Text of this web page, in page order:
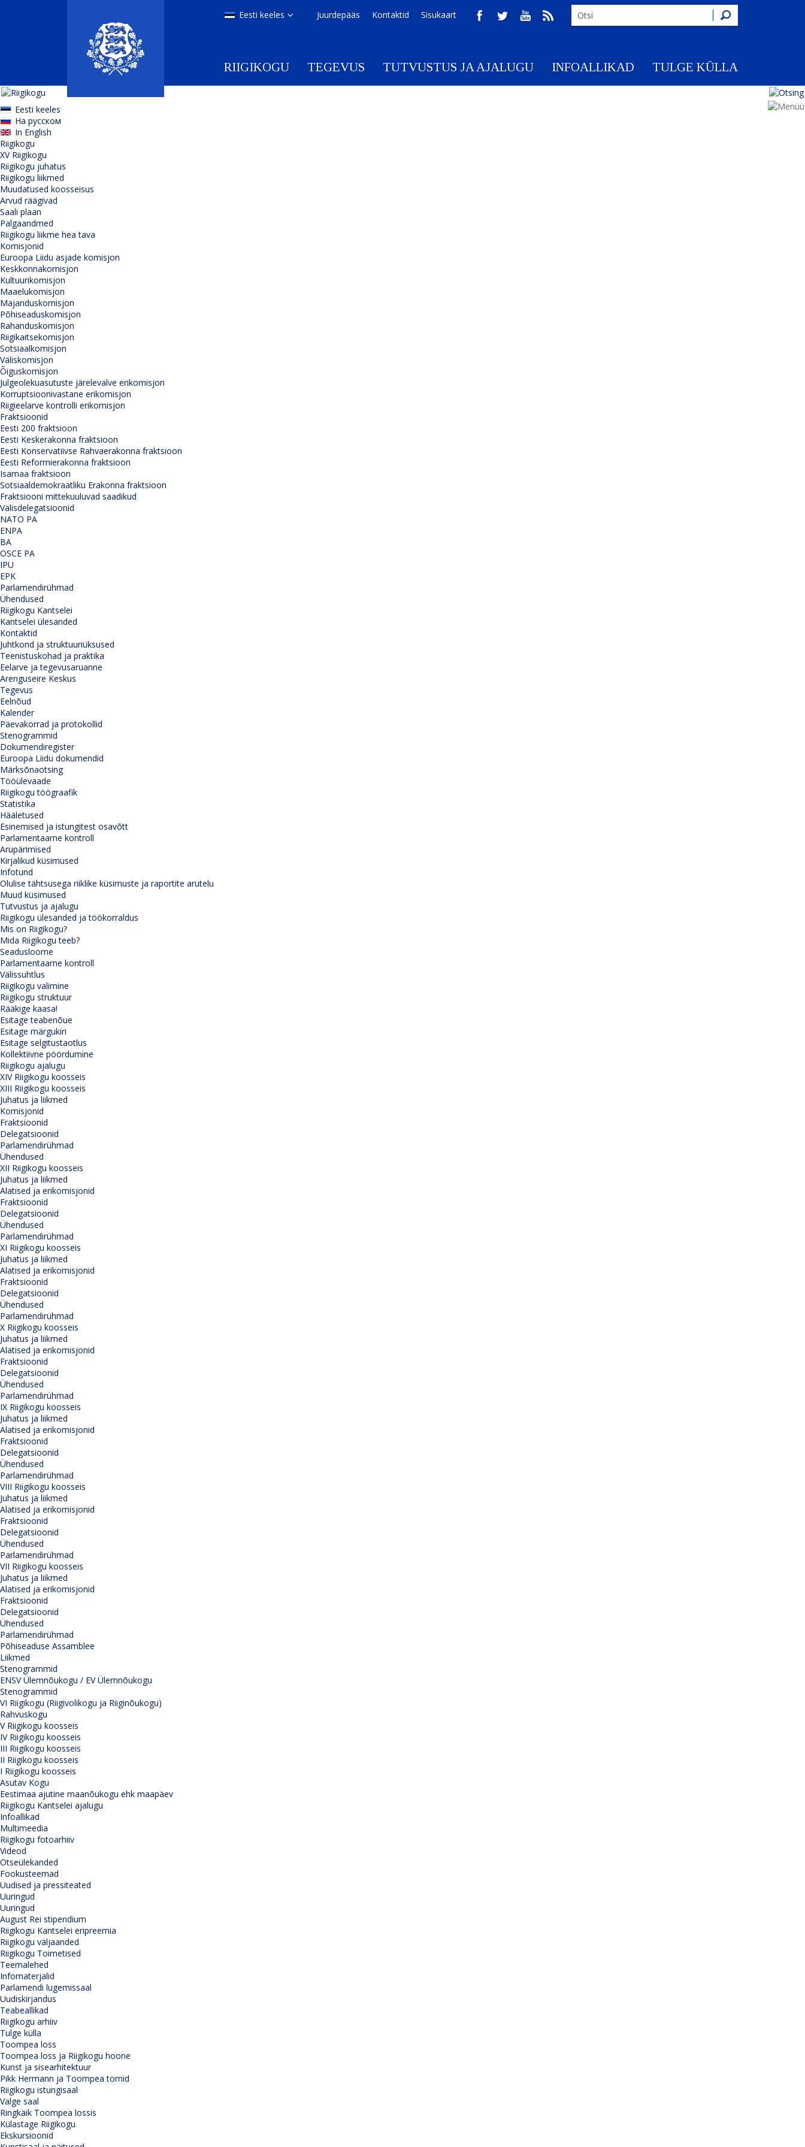
Otsing
Juurdepääs Kontaktid Sisukaart
Eesti keeles
RIIGIKOGU TEGEVUS TUTVUSTUS JA AJALUGU INFOALLIKAD TULGE KÜLLA
Eesti keeles
На русском
In English
Riigikogu
XV Riigikogu
Riigikogu juhatus
Riigikogu liikmed
Muudatused koosseisus
Arvud räägivad
Saali plaan
Palgaandmed
Riigikogu liikme hea tava
Komisjonid
Euroopa Liidu asjade komisjon
Keskkonnakomisjon
Kultuurikomisjon
Maaelukomisjon
Majanduskomisjon
Põhiseaduskomisjon
Rahanduskomisjon
Riigikaitsekomisjon
Sotsiaalkomisjon
Väliskomisjon
Õiguskomisjon
Julgeolekuasutuste järelevalve erikomisjon
Korruptsioonivastane erikomisjon
Riigieelarve kontrolli erikomisjon
Fraktsioonid
Eesti 200 fraktsioon
Eesti Keskerakonna fraktsioon
Eesti Konservatiivse Rahvaerakonna fraktsioon
Eesti Reformierakonna fraktsioon
Isamaa fraktsioon
Sotsiaaldemokraatliku Erakonna fraktsioon
Fraktsiooni mittekuuluvad saadikud
Välisdelegatsioonid
NATO PA
ENPA
BA
OSCE PA
IPU
EPK
Parlamendirühmad
Ühendused
Riigikogu Kantselei
Kantselei ülesanded
Kontaktid
Juhtkond ja struktuuriüksused
Teenistuskohad ja praktika
Eelarve ja tegevusaruanne
Arenguseire Keskus
Tegevus
Eelnõud
Kalender
Päevakorrad ja protokollid
Stenogrammid
Dokumendiregister
Euroopa Liidu dokumendid
Märksõnaotsing
Tööülevaade
Riigikogu töögraafik
Statistika
Hääletused
Esinemised ja istungitest osavõtt
Parlamentaarne kontroll
Arupärimised
Kirjalikud küsimused
Infotund
Olulise tähtsusega riiklike küsimuste ja raportite arutelu
Muud küsimused
Tutvustus ja ajalugu
Riigikogu ülesanded ja töökorraldus
Mis on Riigikogu?
Mida Riigikogu teeb?
Seadusloome
Parlamentaarne kontroll
Välissuhtlus
Riigikogu valimine
Riigikogu struktuur
Rääkige kaasa!
Esitage teabenõue
Esitage märgukiri
Esitage selgitustaotlus
Kollektiivne pöördumine
Riigikogu ajalugu
XIV Riigikogu koosseis
XIII Riigikogu koosseis
Juhatus ja liikmed
Komisjonid
Fraktsioonid
Delegatsioonid
Parlamendirühmad
Ühendused
XII Riigikogu koosseis
Juhatus ja liikmed
Alatised ja erikomisjonid
Fraktsioonid
Delegatsioonid
Ühendused
Parlamendirühmad
XI Riigikogu koosseis
Juhatus ja liikmed
Alatised ja erikomisjonid
Fraktsioonid
Delegatsioonid
Ühendused
Parlamendirühmad
X Riigikogu koosseis
Juhatus ja liikmed
Alatised ja erikomisjonid
Fraktsioonid
Delegatsioonid
Ühendused
Parlamendirühmad
IX Riigikogu koosseis
Juhatus ja liikmed
Alatised ja erikomisjonid
Fraktsioonid
Delegatsioonid
Ühendused
Parlamendirühmad
VIII Riigikogu koosseis
Juhatus ja liikmed
Alatised ja erikomisjonid
Fraktsioonid
Delegatsioonid
Ühendused
Parlamendirühmad
VII Riigikogu koosseis
Juhatus ja liikmed
Alatised ja erikomisjonid
Fraktsioonid
Delegatsioonid
Ühendused
Parlamendirühmad
Põhiseaduse Assamblee
Liikmed
Stenogrammid
ENSV Ülemnõukogu / EV Ülemnõukogu
Stenogrammid
VI Riigikogu (Riigivolikogu ja Riiginõukogu)
Rahvuskogu
V Riigikogu koosseis
IV Riigikogu koosseis
III Riigikogu koosseis
II Riigikogu koosseis
I Riigikogu koosseis
Asutav Kogu
Eestimaa ajutine maanõukogu ehk maapäev
Riigikogu Kantselei ajalugu
Infoallikad
Multimeedia
Riigikogu fotoarhiiv
Videod
Otseülekanded
Fookusteemad
Uudised ja pressiteated
Uuringud
Uuringud
August Rei stipendium
Riigikogu Kantselei eripreemia
Riigikogu väljaanded
Riigikogu Toimetised
Teemalehed
Infomaterjalid
Parlamendi lugemissaal
Uudiskirjandus
Teabeallikad
Riigikogu arhiiv
Tulge külla
Toompea loss
Toompea loss ja Riigikogu hoone
Kunst ja sisearhitektuur
Pikk Hermann ja Toompea tornid
Riigikogu istungisaal
Valge saal
Ringkäik Toompea lossis
Külastage Riigikogu
Ekskursioonid